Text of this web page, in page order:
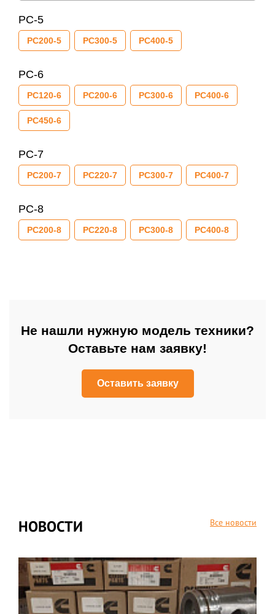
PC-5
PC200-5 PC300-5 PC400-5
PC-6
PC120-6 PC200-6 PC300-6 PC400-6
PC450-6
PC-7
PC200-7 PC220-7 PC300-7 PC400-7
PC-8
PC200-8 PC220-8 PC300-8 PC400-8
Не нашли нужную модель техники?
Оставьте нам заявку!
Оставить заявку
НОВОСТИ Все новости